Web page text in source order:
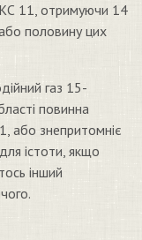
КС 11, отримуючи 14
половину цих
газ 15-
повинна
або знепритомніє
істоти, якщо
інший